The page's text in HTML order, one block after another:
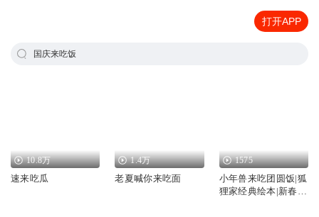
打开APP
国庆来吃饭
10.8万
速来吃瓜
1.4万
老夏喊你来吃面
1575
小年兽来吃团圆饭|狐
狸家经典绘本|新春必